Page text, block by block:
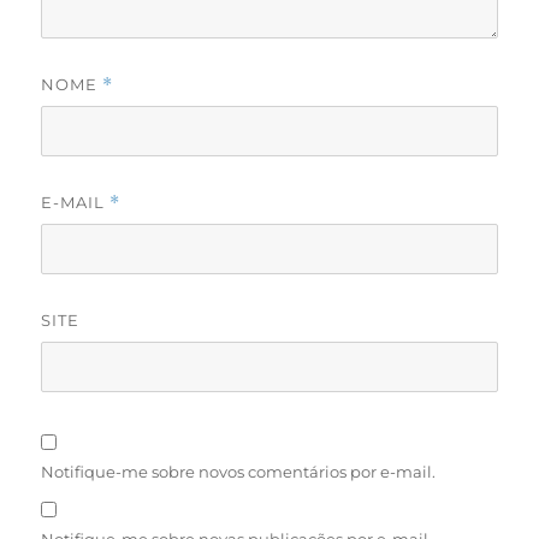
NOME *
E-MAIL *
SITE
Notifique-me sobre novos comentários por e-mail.